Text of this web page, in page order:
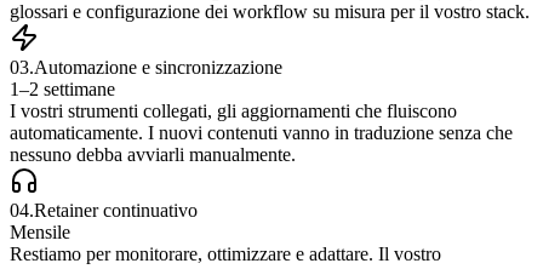
glossari e configurazione dei workflow su misura per il vostro stack.
03.Automazione e sincronizzazione
1–2 settimane
I vostri strumenti collegati, gli aggiornamenti che fluiscono
automaticamente. I nuovi contenuti vanno in traduzione senza che
nessuno debba avviarli manualmente.
04.Retainer continuativo
Mensile
Restiamo per monitorare, ottimizzare e adattare. Il vostro